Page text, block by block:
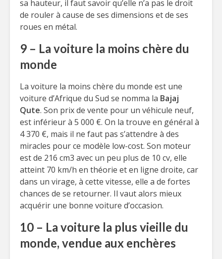
sa hauteur, il faut savoir qu’elle n’a pas le droit
de rouler à cause de ses dimensions et de ses
roues en métal.
9 – La voiture la moins chère du
monde
La voiture la moins chère du monde est une
voiture d’Afrique du Sud se nomma la Bajaj
Qute. Son prix de vente pour un véhicule neuf,
est inférieur à 5 000 €. On la trouve en général à
4 370 €, mais il ne faut pas s’attendre à des
miracles pour ce modèle low-cost. Son moteur
est de 216 cm3 avec un peu plus de 10 cv, elle
atteint 70 km/h en théorie et en ligne droite, car
dans un virage, à cette vitesse, elle a de fortes
chances de se retourner. Il vaut alors mieux
acquérir une bonne voiture d’occasion.
10 – La voiture la plus vieille du
monde, vendue aux enchères